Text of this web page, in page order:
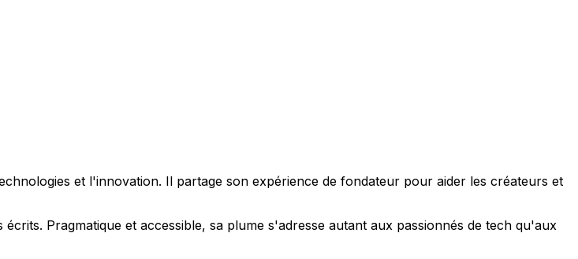
et l'innovation. Il partage son expérience de fondateur pour aider les créateurs et
Pragmatique et accessible, sa plume s'adresse autant aux passionnés de tech qu'aux